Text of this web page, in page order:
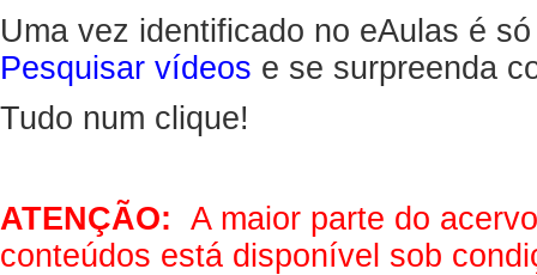
Uma vez identificado no eAulas é
Pesquisar vídeos e se surpreenda
Tudo num clique!
ATENÇÃO: A maior parte do
conteúdos está disponível sob